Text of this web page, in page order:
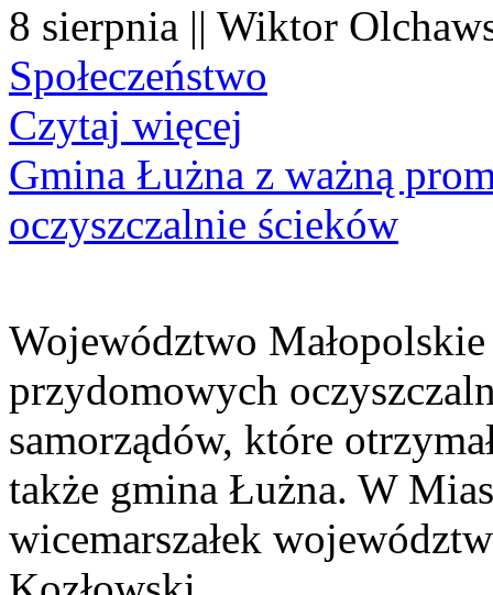
8 sierpnia || Wiktor
Społeczeństwo
Czytaj więcej
Gmina Łużna z ważną
oczyszczalnie ścieków
Województwo
przydomowych
samorządów, które
także gmina Łużna. W
wicemarszałek